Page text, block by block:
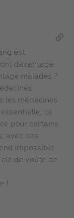
est
davantage
malades ?
les médecines
ce
pour certains
avec des
impossible
de voûte de
!